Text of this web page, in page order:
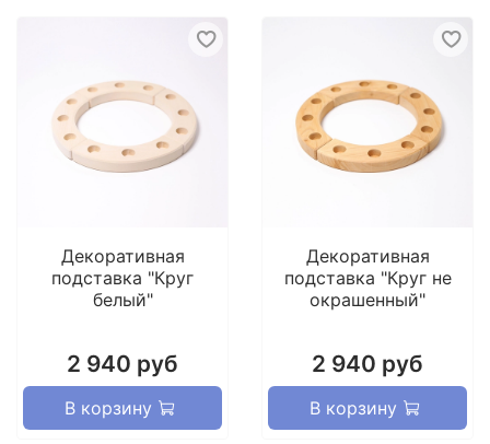
Декоративная
подставка "Круг
белый"
2 940 руб
В корзину
Декоративная
подставка "Круг не
окрашенный"
2 940 руб
В корзину